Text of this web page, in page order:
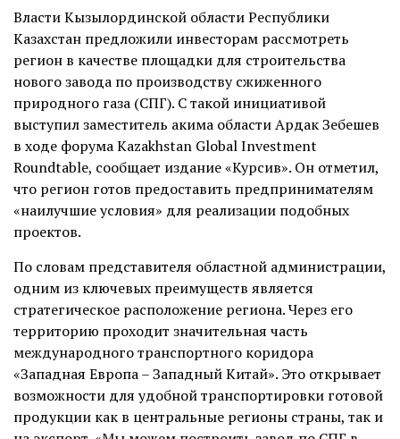
Власти Кызылординской области Республики
Казахстан предложили инвесторам рассмотреть
регион в качестве площадки для строительства
нового завода по производству сжиженного
природного газа (СПГ). С такой инициативой
выступил заместитель акима области Ардак Зебешев
в ходе форума Kazakhstan Global Investment
Roundtable, сообщает издание «Курсив». Он отметил,
что регион готов предоставить предпринимателям
«наилучшие условия» для реализации подобных
проектов.
По словам представителя областной администрации,
одним из ключевых преимуществ является
стратегическое расположение региона. Через его
территорию проходит значительная часть
международного транспортного коридора
«Западная Европа – Западный Китай». Это открывает
возможности для удобной транспортировки готовой
продукции как в центральные регионы страны, так и